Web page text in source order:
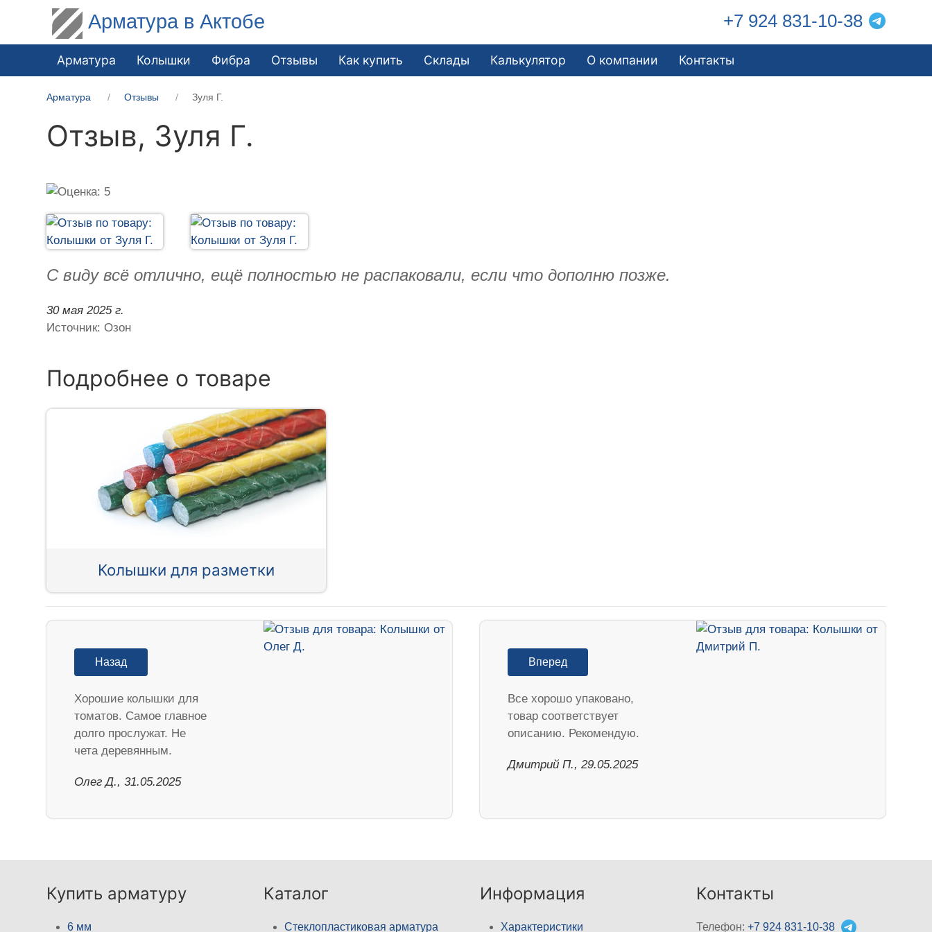
Арматура в Актобе +7 924 831-10-38
Арматура Колышки Фибра Отзывы Как купить Склады Калькулятор О компании Контакты
Арматура Отзывы Зуля Г.
Отзыв, Зуля Г.
С виду всё отлично, ещё полностью не распаковали, если что дополню позже.
30 мая 2025 г.
Источник: Озон
Подробнее о товаре
Колышки для разметки
Назад
Хорошие колышки для
томатов. Самое главное
долго прослужат. Не
чета деревянным.
Олег Д., 31.05.2025
Вперед
Все хорошо упаковано,
товар соответствует
описанию. Рекомендую.
Дмитрий П., 29.05.2025
Купить арматуру
6 мм
Каталог
Стеклопластиковая арматура
Информация
Характеристики
Контакты
Телефон:+7 924 831-10-38